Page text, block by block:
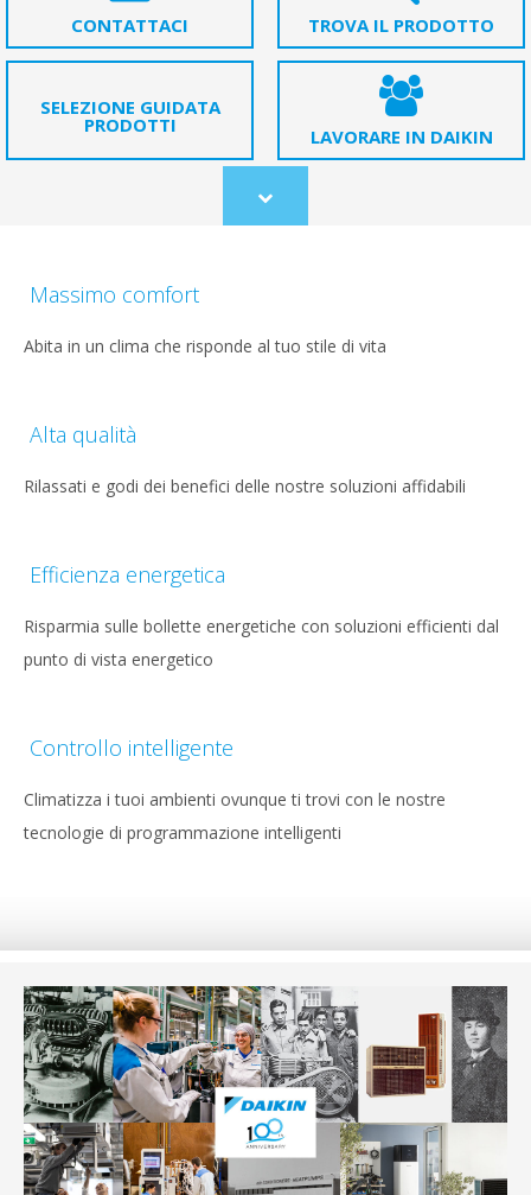
CONTATTACI TROVA IL PRODOTTO
SELEZIONE GUIDATA
PRODOTTI LAVORARE IN DAIKIN
Scroll
to
Massimo comfort
Abita in un clima che risponde al tuo stile di vita
Alta qualità
Rilassati e godi dei benefici delle nostre soluzioni affidabili
Efficienza energetica
Risparmia sulle bollette energetiche con soluzioni efficienti dal
punto di vista energetico
Controllo intelligente
Climatizza i tuoi ambienti ovunque ti trovi con le nostre
tecnologie di programmazione intelligenti